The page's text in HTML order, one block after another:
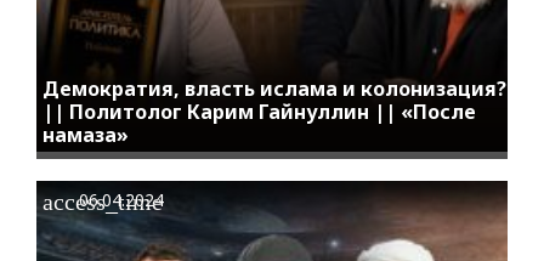
Демократия, власть ислама и колонизация?
|| Политолог Карим Гайнуллин || «После
намаза»
access_time
06.04.2024